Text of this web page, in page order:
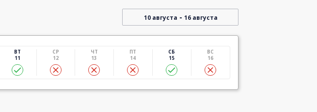
10 августа - 16 августа
ВТ
11
СР
12
ЧТ
13
ПТ
14
СБ
15
ВС
16